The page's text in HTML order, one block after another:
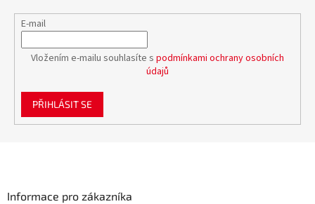
E-mail
Vložením e-mailu souhlasíte s podmínkami ochrany osobních
údajů
PŘIHLÁSIT SE
Informace pro zákazníka